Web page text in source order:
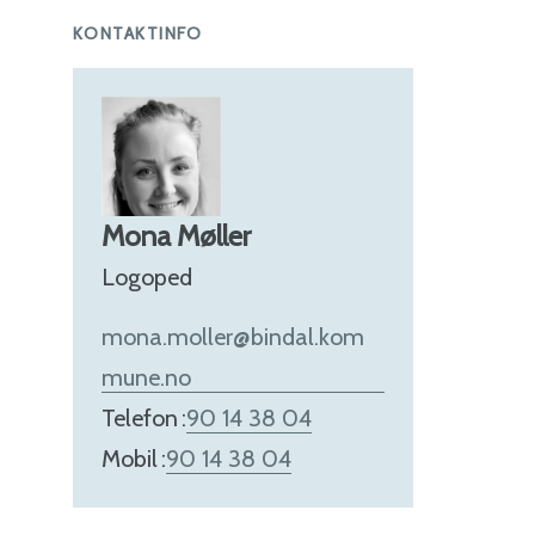
KONTAKTINFO
Mona Møller
Logoped
mona.moller@bindal.kom
mune.no
Telefon90 14 38 04
Mobil90 14 38 04